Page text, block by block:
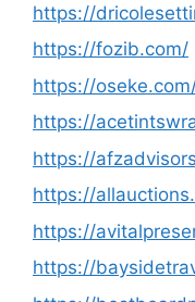
https://
https://fozib.com/
https://
https://
https://
https://
https://
https://